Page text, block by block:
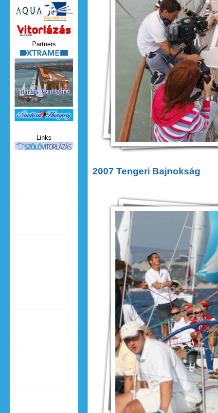
2007 Tengeri Bajnokság
Vitorlazas_magazin.jpg
Partners
xtrame.png
Nauticat.jpg
Links
szolo_vitorlazas.jpg